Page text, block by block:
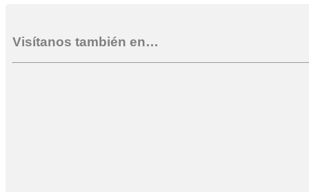
Visítanos también en…